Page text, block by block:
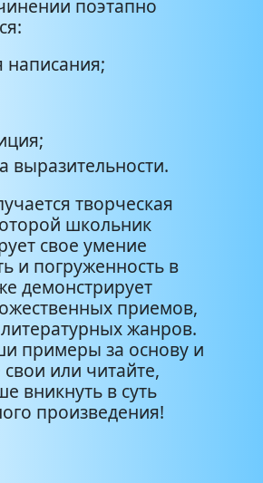
поэтапно
написания;
выразительности.
творческая
школьник
свое умение
и погруженность в
демонстрирует
приемов,
жанров.
примеры за основу и
свои или читайте,
вникнуть в суть
произведения!